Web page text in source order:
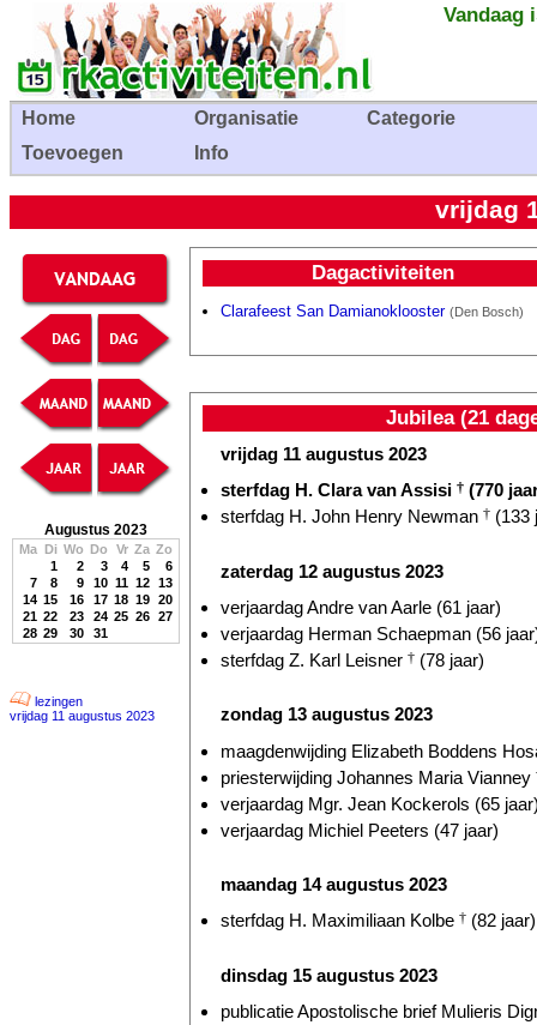
Vandaag
Home Organisatie
Categorie
Toevoegen
Info
vrijdag
Augustus 2023
Ma Di Wo Do Vr Za Zo
1
2 3 4 5
6
7
8 9 10 11 12 13
14 15 16 17 18 19 20
21 22 23 24 25 26 27
28 29 30 31
lezingen
vrijdag 11 augustus 2023
Dagactiviteiten
Clarafeest San Damianoklooster (Den Bosch)
Jubilea (21
vrijdag 11 augustus 2023
sterfdag H. Clara van Assisi † (770
sterfdag H. John Henry Newman † (133
zaterdag 12 augustus 2023
verjaardag Andre van Aarle (61 jaar)
verjaardag Herman Schaepman (56
sterfdag Z. Karl Leisner † (78 jaar)
zondag 13 augustus 2023
maagdenwijding Elizabeth Boddens
priesterwijding Johannes Maria Vianney
verjaardag Mgr. Jean Kockerols (65
verjaardag Michiel Peeters (47 jaar)
maandag 14 augustus 2023
sterfdag H. Maximiliaan Kolbe † (82 jaar)
dinsdag 15 augustus 2023
publicatie Apostolische brief Mulieris